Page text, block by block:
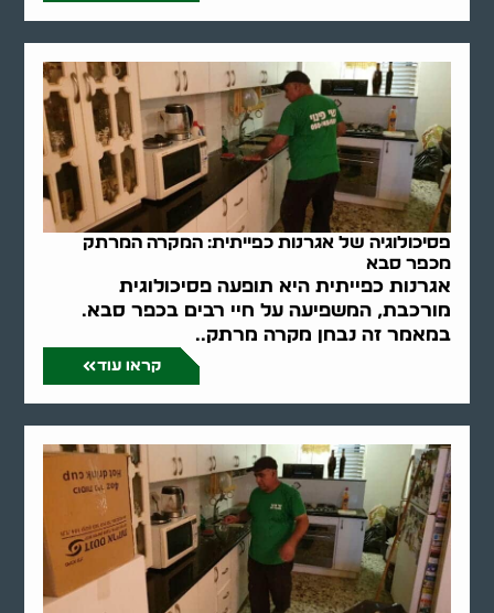
פסיכולוגיה של אגרנות כפייתית: המקרה המרתק
מכפר סבא
אגרנות כפייתית היא תופעה פסיכולוגית
מורכבת, המשפיעה על חיי רבים בכפר סבא.
במאמר זה נבחן מקרה מרתק..
קראו עוד